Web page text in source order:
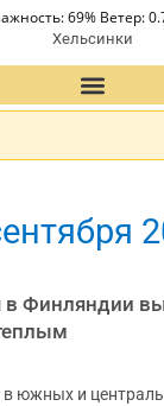
69% Ветер:
Хельсинки
в Финляндии
в южных и